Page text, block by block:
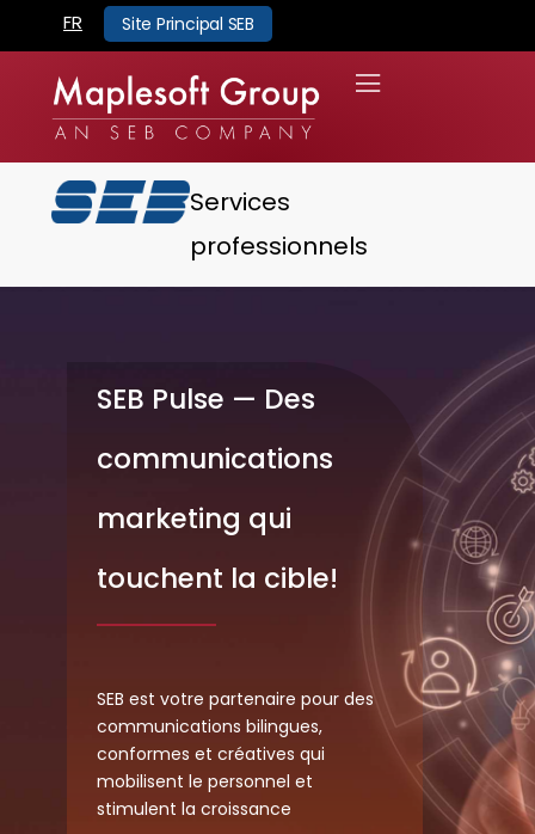
FR Site Principal SEB
Services
professionnels
SEB Pulse — Des
communications
marketing qui
touchent la cible!
SEB est votre partenaire pour des
communications bilingues,
conformes et créatives qui
mobilisent le personnel et
stimulent la croissance